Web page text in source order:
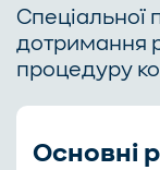
Спеціальної
дотримання
процедуру
Основні